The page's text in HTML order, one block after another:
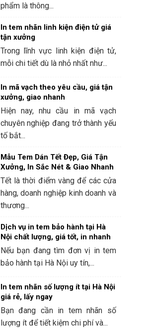
phẩm là thông...
In tem nhãn linh kiện điện tử giá
tận xưởng
Trong lĩnh vực linh kiện điện tử,
mỗi chi tiết dù là nhỏ nhất như...
In mã vạch theo yêu cầu, giá tận
xưởng, giao nhanh
Hiện nay, nhu cầu in mã vạch
chuyên nghiệp đang trở thành yếu
tố bắt...
Mẫu Tem Dán Tết Đẹp, Giá Tận
Xưởng, In Sắc Nét & Giao Nhanh
Tết là thời điểm vàng để các cửa
hàng, doanh nghiệp kinh doanh và
thương...
Dịch vụ in tem bảo hành tại Hà
Nội chất lượng, giá tốt, in nhanh
Nếu bạn đang tìm đơn vị in tem
bảo hành tại Hà Nội uy tín,...
In tem nhãn số lượng ít tại Hà Nội
giá rẻ, lấy ngay
Bạn đang cần in tem nhãn số
lượng ít để tiết kiệm chi phí và...